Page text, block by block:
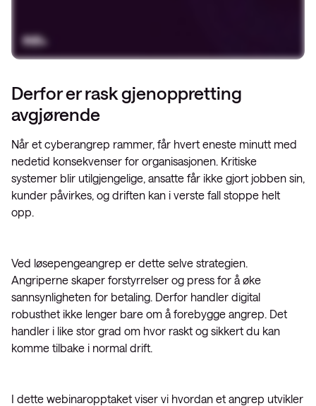
Derfor er rask gjenoppretting
avgjørende
Når et cyberangrep rammer, får hvert eneste minutt med
nedetid konsekvenser for organisasjonen. Kritiske
systemer blir utilgjengelige, ansatte får ikke gjort jobben sin,
kunder påvirkes, og driften kan i verste fall stoppe helt
opp.
Ved løsepengeangrep er dette selve strategien.
Angriperne skaper forstyrrelser og press for å øke
sannsynligheten for betaling. Derfor handler digital
robusthet ikke lenger bare om å forebygge angrep. Det
handler i like stor grad om hvor raskt og sikkert du kan
komme tilbake i normal drift.
I dette webinaropptaket viser vi hvordan et angrep utvikler